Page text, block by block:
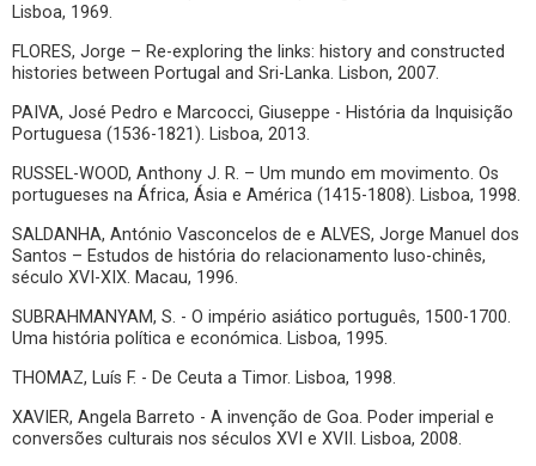
Lisboa, 1969.
FLORES, Jorge – Re-exploring the links: history and constructed
histories between Portugal and Sri-Lanka. Lisbon, 2007.
PAIVA, José Pedro e Marcocci, Giuseppe - História da Inquisição
Portuguesa (1536-1821). Lisboa, 2013.
RUSSEL-WOOD, Anthony J. R. – Um mundo em movimento. Os
portugueses na África, Ásia e América (1415-1808). Lisboa, 1998.
SALDANHA, António Vasconcelos de e ALVES, Jorge Manuel dos
Santos – Estudos de história do relacionamento luso-chinês,
século XVI-XIX. Macau, 1996.
SUBRAHMANYAM, S. - O império asiático português, 1500-1700.
Uma história política e económica. Lisboa, 1995.
THOMAZ, Luís F. - De Ceuta a Timor. Lisboa, 1998.
XAVIER, Angela Barreto - A invenção de Goa. Poder imperial e
conversões culturais nos séculos XVI e XVII. Lisboa, 2008.